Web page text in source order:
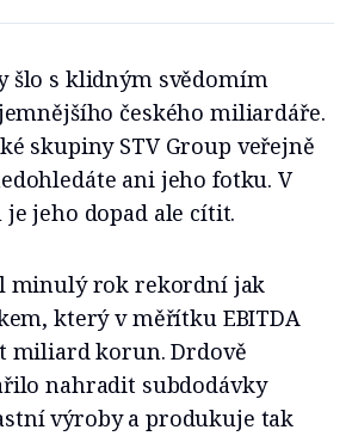
šlo s klidným svědomím
českého miliardáře.
skupiny STV Group veřejně
ani jeho fotku. V
jeho dopad ale cítit.
minulý rok rekordní jak
který v měřítku EBITDA
miliard korun. Drdově
nahradit subdodávky
výroby a produkuje tak